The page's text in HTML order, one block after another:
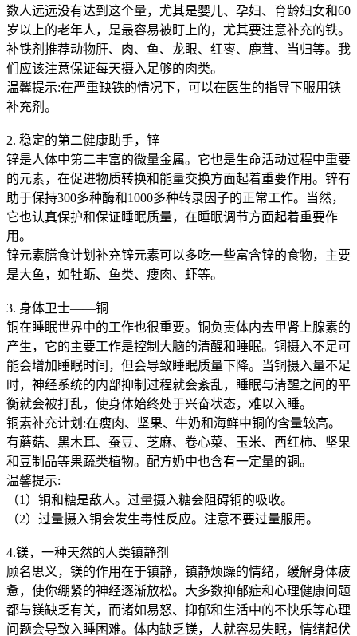
数人远远没有达到这个量，尤其是婴儿、孕妇、育龄妇女和60
岁以上的老年人，是最容易被盯上的，尤其要注意补充的铁。
补铁剂推荐动物肝、肉、鱼、龙眼、红枣、鹿茸、当归等。我
们应该注意保证每天摄入足够的肉类。
温馨提示:在严重缺铁的情况下，可以在医生的指导下服用铁
补充剂。
2. 稳定的第二健康助手，锌
锌是人体中第二丰富的微量金属。它也是生命活动过程中重要
的元素，在促进物质转换和能量交换方面起着重要作用。锌有
助于保持300多种酶和1000多种转录因子的正常工作。当然，
它也认真保护和保证睡眠质量，在睡眠调节方面起着重要作
用。
锌元素膳食计划补充锌元素可以多吃一些富含锌的食物，主要
是大鱼，如牡蛎、鱼类、瘦肉、虾等。
3. 身体卫士——铜
铜在睡眠世界中的工作也很重要。铜负责体内去甲肾上腺素的
产生，它的主要工作是控制大脑的清醒和睡眠。铜摄入不足可
能会增加睡眠时间，但会导致睡眠质量下降。当铜摄入量不足
时，神经系统的内部抑制过程就会紊乱，睡眠与清醒之间的平
衡就会被打乱，使身体始终处于兴奋状态，难以入睡。
铜素补充计划:在瘦肉、坚果、牛奶和海鲜中铜的含量较高。
有蘑菇、黑木耳、蚕豆、芝麻、卷心菜、玉米、西红柿、坚果
和豆制品等果蔬类植物。配方奶中也含有一定量的铜。
温馨提示:
（1）铜和糖是敌人。过量摄入糖会阻碍铜的吸收。
（2）过量摄入铜会发生毒性反应。注意不要过量服用。
4.镁，一种天然的人类镇静剂
顾名思义，镁的作用在于镇静，镇静烦躁的情绪，缓解身体疲
惫，使你绷紧的神经逐渐放松。大多数抑郁症和心理健康问题
都与镁缺乏有关，而诸如易怒、抑郁和生活中的不快乐等心理
问题会导致入睡困难。体内缺乏镁，人就容易失眠，情绪起伏